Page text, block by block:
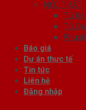
NỘI THẤT
Tủ
Tủ
Phụ
Báo giá
Dự án thực tế
Tin tức
Liên hệ
Đăng nhập